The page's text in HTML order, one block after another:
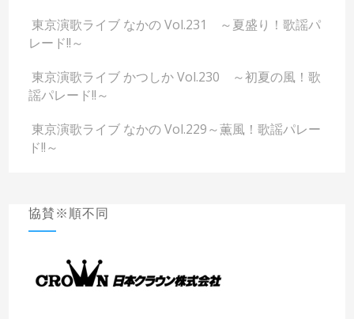
東京演歌ライブ なかの Vol.231 ～夏盛り！歌謡パ
レード!!～
東京演歌ライブ かつしか Vol.230 ～初夏の風！歌
謡パレード!!～
東京演歌ライブ なかの Vol.229～薫風！歌謡パレー
ド!!～
協賛※順不同